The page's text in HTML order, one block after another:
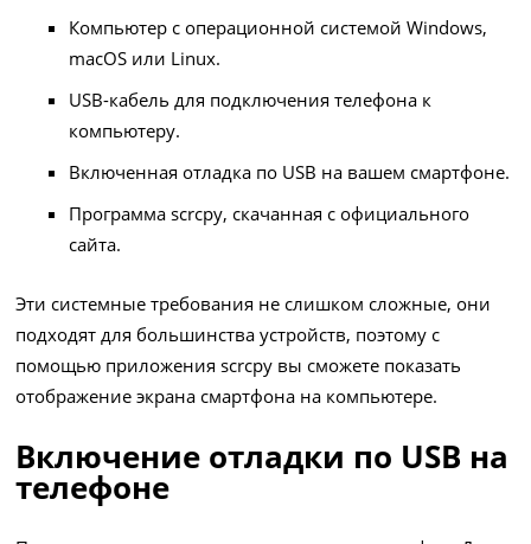
Компьютер с операционной системой Windows,
macOS или Linux.
USB-кабель для подключения телефона к
компьютеру.
Включенная отладка по USB на вашем смартфоне.
Программа scrcpy, скачанная с официального
сайта.
Эти системные требования не слишком сложные, они
подходят для большинства устройств, поэтому с
помощью приложения scrcpy вы сможете показать
отображение экрана смартфона на компьютере.
Включение отладки по USB на
телефоне